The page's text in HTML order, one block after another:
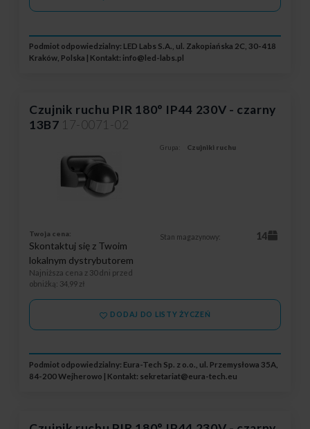
Podmiot odpowiedzialny: LED Labs S.A., ul. Zakopiańska 2C, 30-418
Kraków, Polska | Kontakt: info@led-labs.pl
Czujnik ruchu PIR 180° IP44 230V - czarny
13B7 17-0071-02
Grupa: Czujniki ruchu
Twoja cena:
Skontaktuj się z Twoim
lokalnym dystrybutorem
Najniższa cena z 30 dni przed
obniżką: 34,99 zł
Stan magazynowy: 14
DODAJ DO LISTY ŻYCZEŃ
Podmiot odpowiedzialny: Eura-Tech Sp. z o.o., ul. Przemysłowa 35A,
84-200 Wejherowo | Kontakt: sekretariat@eura-tech.eu